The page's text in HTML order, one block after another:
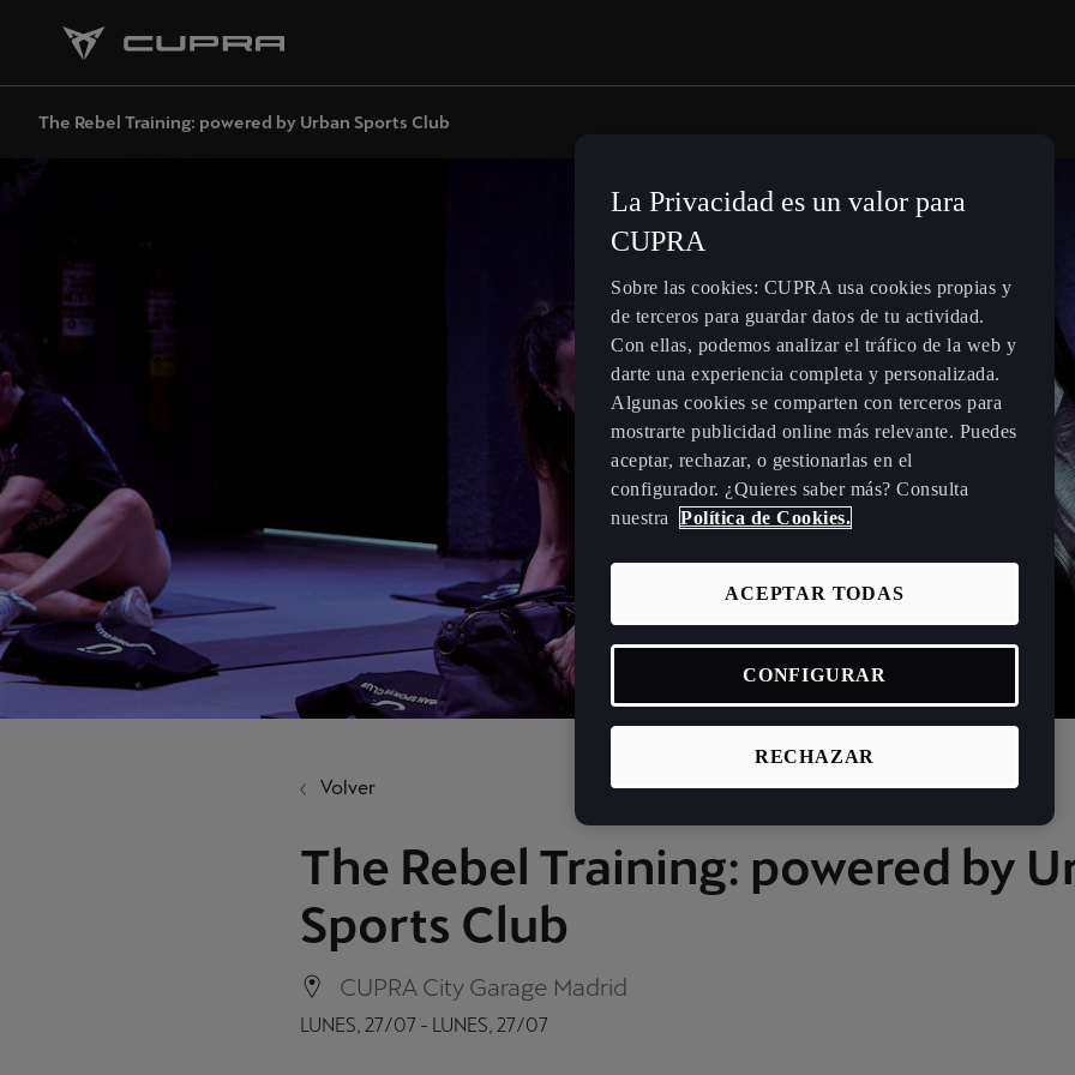
The Rebel Training: powered by Urban Sports Club
Volver
The Rebel Training: powered by
Sports Club
CUPRA City Garage Madrid
LUNES, 27/07 - LUNES, 27/07
La Privacidad es un valor para
CUPRA
Sobre las cookies: CUPRA usa cookies propias y
de terceros para guardar datos de tu actividad.
Con ellas, podemos analizar el tráfico de la web y
darte una experiencia completa y personalizada.
Algunas cookies se comparten con terceros para
mostrarte publicidad online más relevante. Puedes
aceptar, rechazar, o gestionarlas en el
configurador. ¿Quieres saber más? Consulta
nuestra
Política de Cookies.
RECHAZAR
ACEPTAR TODAS
CONFIGURAR